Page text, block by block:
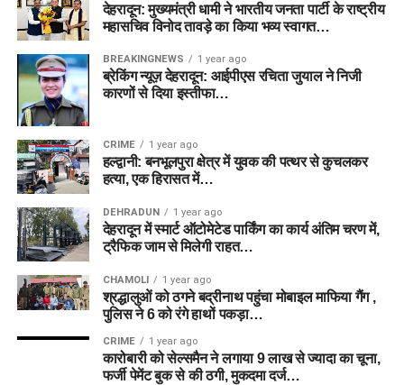
देहरादून: मुख्यमंत्री धामी ने भारतीय जनता पार्टी के राष्ट्रीय
महासचिव विनोद तावड़े का किया भव्य स्वागत…
BREAKINGNEWS 1 year ago
ब्रेकिंग न्यूज़ देहरादून: आईपीएस रचिता जुयाल ने निजी
कारणों से दिया इस्तीफा…
CRIME 1 year ago
हल्द्वानी: बनभूलपुरा क्षेत्र में युवक की पत्थर से कुचलकर
हत्या, एक हिरासत में…
DEHRADUN 1 year ago
देहरादून में स्मार्ट ऑटोमेटेड पार्किंग का कार्य अंतिम चरण में,
ट्रैफिक जाम से मिलेगी राहत…
CHAMOLI 1 year ago
श्रद्धालुओं को ठगने बद्रीनाथ पहुंचा मोबाइल माफिया गैंग ,
पुलिस ने 6 को रंगे हाथों पकड़ा…
CRIME 1 year ago
कारोबारी को सेल्समैन ने लगाया 9 लाख से ज्यादा का चूना,
फर्जी पेमेंट बुक से की ठगी, मुकदमा दर्ज…